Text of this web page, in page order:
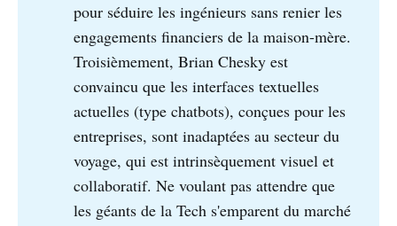
pour séduire les ingénieurs sans renier les
engagements financiers de la maison-mère.
Troisièmement, Brian Chesky est
convaincu que les interfaces textuelles
actuelles (type chatbots), conçues pour les
entreprises, sont inadaptées au secteur du
voyage, qui est intrinsèquement visuel et
collaboratif. Ne voulant pas attendre que
les géants de la Tech s'emparent du marché